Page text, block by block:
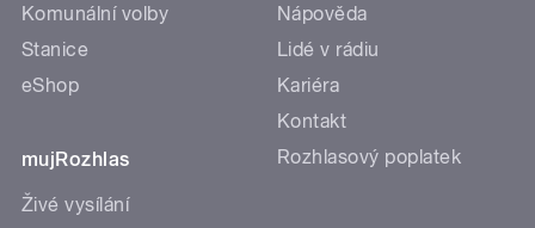
Komunální volby
Stanice
eShop
mujRozhlas
Živé vysílání
Nápověda
Lidé v rádiu
Kariéra
Kontakt
Rozhlasový poplatek